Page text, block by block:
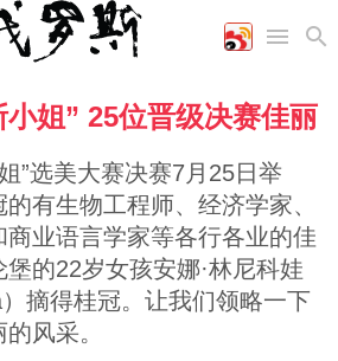
小姐” 25位晋级决赛佳丽
”选美大赛决赛7月25日举
有生物工程师、经济学家、
业语言学家等各行各业的佳
的22岁女孩安娜·林尼科娃
）摘得桂冠。让我们领略一下
风采。